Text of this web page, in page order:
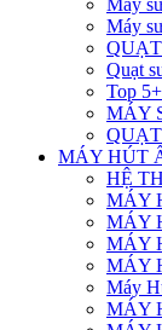
Máy
Máy
Quạt
Top
MÁY
MÁY HÚT
HỆ
MÁY
MÁY
MÁY
MÁY
Máy
MÁY